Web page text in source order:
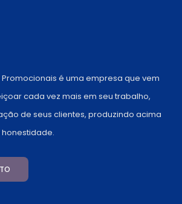
Promocionais é uma empresa que vem
cada vez mais em seu trabalho,
de seus clientes, produzindo acima